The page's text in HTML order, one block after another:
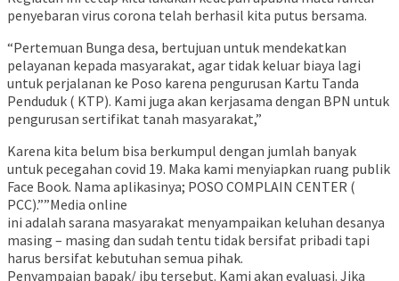
penyebaran virus corona telah berhasil kita putus bersama.
“Pertemuan Bunga desa, bertujuan untuk mendekatkan
pelayanan kepada masyarakat, agar tidak keluar biaya lagi
untuk perjalanan ke Poso karena pengurusan Kartu Tanda
Penduduk ( KTP). Kami juga akan kerjasama dengan BPN untuk
pengurusan sertifikat tanah masyarakat,”
Karena kita belum bisa berkumpul dengan jumlah banyak
untuk pecegahan covid 19. Maka kami menyiapkan ruang publik
Face Book. Nama aplikasinya; POSO COMPLAIN CENTER (
PCC).””Media online
ini adalah sarana masyarakat menyampaikan keluhan desanya
masing – masing dan sudah tentu tidak bersifat pribadi tapi
harus bersifat kebutuhan semua pihak.
Penyampaian bapak/ ibu tersebut. Kami akan evaluasi. Jika